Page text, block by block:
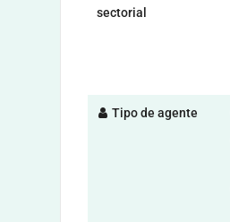
sectorial
Tipo de agente